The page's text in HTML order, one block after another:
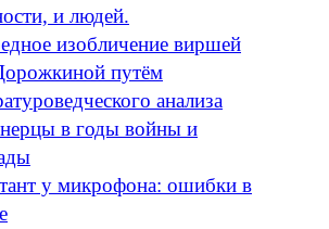
и людей.
изобличение виршей
путём
анализа
в годы войны и
у микрофона: ошибки в